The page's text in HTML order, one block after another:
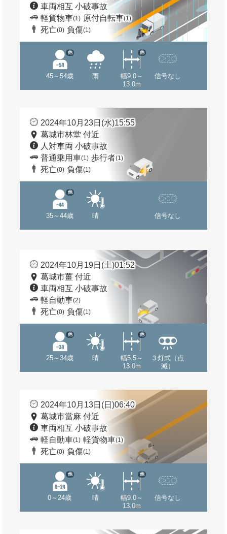
車両相互 小破事故
軽貨物車(1) 原付自転車(1)
死亡(0) 負傷(1)
45～54歳
他
雨
幅9.0～
13.0m
他
信号なし
2024年10月23日(水)15:55
葛城市林堂 付近
人対車両 小破事故
普通乗用車(1) 歩行者(1)
死亡(0) 負傷(1)
35～44歳
他
晴 信号なし
2024年10月19日(土)01:52
葛城市薑 付近
車両相互 小破事故
軽自動車(2)
死亡(0) 負傷(1)
25～34歳
他
晴
幅5.5～
13.0m
他
３灯式（点
滅）
2024年10月13日(日)06:40
葛城市當麻 付近
車両相互 小破事故
軽自動車(1) 軽貨物車(1)
死亡(0) 負傷(1)
0～24歳
他
晴
幅9.0～
13.0m
他
信号なし